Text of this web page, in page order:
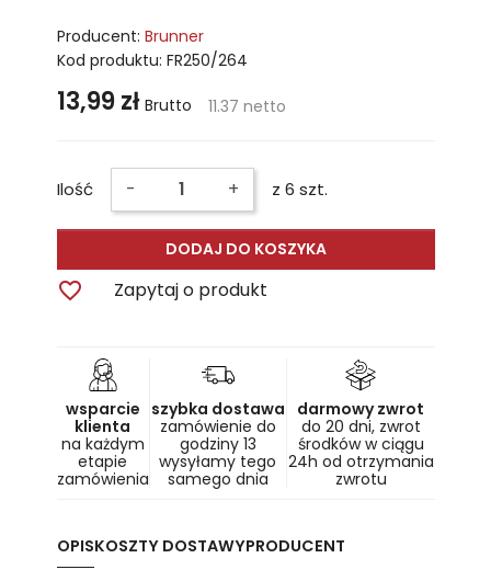
Producent: Brunner
Kod produktu: FR250/264
13,99 zł Brutto 11.37 netto
Ilość - + z 6 szt.
DODAJ DO KOSZYKA
 Zapytaj o produkt
wsparcie
klienta
na każdym
etapie
zamówienia
szybka dostawa
zamówienie do
godziny 13
wysyłamy tego
samego dnia
darmowy zwrot
do 20 dni, zwrot
środków w ciągu
24h od otrzymania
zwrotu
OPISKOSZTY DOSTAWYPRODUCENT